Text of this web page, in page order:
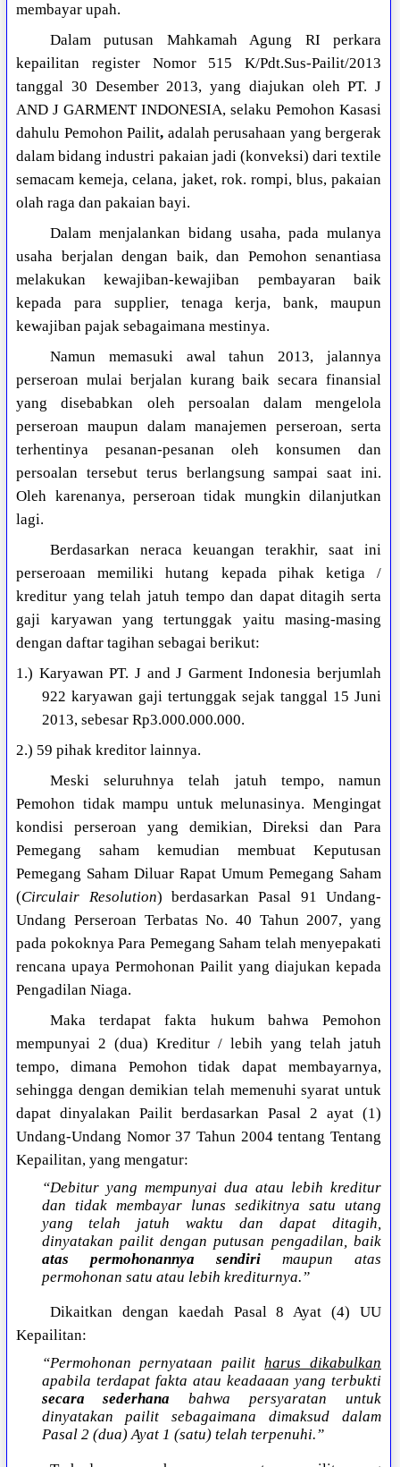
membayar upah.
Dalam putusan Mahkamah Agung RI perkara
kepailitan register Nomor 515 K/Pdt.Sus-Pailit/2013
tanggal 30 Desember 2013, yang diajukan oleh PT. J
AND J GARMENT INDONESIA, selaku Pemohon Kasasi
dahulu Pemohon Pailit, adalah perusahaan yang bergerak
dalam bidang industri pakaian jadi (konveksi) dari textile
semacam kemeja, celana, jaket, rok. rompi, blus, pakaian
olah raga dan pakaian bayi.
Dalam menjalankan bidang usaha, pada mulanya
usaha berjalan dengan baik, dan Pemohon senantiasa
melakukan kewajiban-kewajiban pembayaran baik
kepada para supplier, tenaga kerja, bank, maupun
kewajiban pajak sebagaimana mestinya.
Namun memasuki awal tahun 2013, jalannya
perseroan mulai berjalan kurang baik secara finansial
yang disebabkan oleh persoalan dalam mengelola
perseroan maupun dalam manajemen perseroan, serta
terhentinya pesanan-pesanan oleh konsumen dan
persoalan tersebut terus berlangsung sampai saat ini.
Oleh karenanya, perseroan tidak mungkin dilanjutkan
lagi.
Berdasarkan neraca keuangan terakhir, saat ini
perseroaan memiliki hutang kepada pihak ketiga /
kreditur yang telah jatuh tempo dan dapat ditagih serta
gaji karyawan yang tertunggak yaitu masing-masing
dengan daftar tagihan sebagai berikut:
1.) Karyawan PT. J and J Garment Indonesia berjumlah
922 karyawan gaji tertunggak sejak tanggal 15 Juni
2013, sebesar Rp3.000.000.000.
2.) 59 pihak kreditor lainnya.
Meski seluruhnya telah jatuh tempo, namun
Pemohon tidak mampu untuk melunasinya. Mengingat
kondisi perseroan yang demikian, Direksi dan Para
Pemegang saham kemudian membuat Keputusan
Pemegang Saham Diluar Rapat Umum Pemegang Saham
(Circulair Resolution) berdasarkan Pasal 91 Undang-
Undang Perseroan Terbatas No. 40 Tahun 2007, yang
pada pokoknya Para Pemegang Saham telah menyepakati
rencana upaya Permohonan Pailit yang diajukan kepada
Pengadilan Niaga.
Maka terdapat fakta hukum bahwa Pemohon
mempunyai 2 (dua) Kreditur / lebih yang telah jatuh
tempo, dimana Pemohon tidak dapat membayarnya,
sehingga dengan demikian telah memenuhi syarat untuk
dapat dinyalakan Pailit berdasarkan Pasal 2 ayat (1)
Undang-Undang Nomor 37 Tahun 2004 tentang Tentang
Kepailitan, yang mengatur:
“Debitur yang mempunyai dua atau lebih kreditur
dan tidak membayar lunas sedikitnya satu utang
yang telah jatuh waktu dan dapat ditagih,
dinyatakan pailit dengan putusan pengadilan, baik
atas permohonannya sendirimaupun atas
permohonan satu atau lebih krediturnya.”
Dikaitkan dengan kaedah Pasal 8 Ayat (4) UU
Kepailitan:
“Permohonan pernyataan pailitharus dikabulkan
apabila terdapat fakta atau keadaaan yang terbukti
secara sederhana bahwa persyaratan untuk
dinyatakan pailit sebagaimana dimaksud dalam
Pasal 2 (dua) Ayat 1 (satu) telah terpenuhi.”